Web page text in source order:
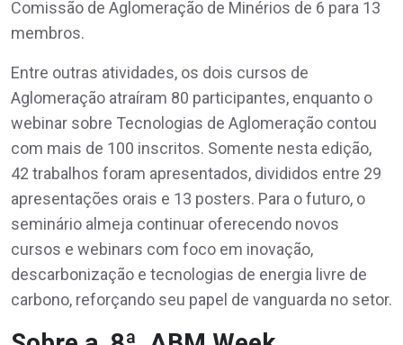
Comissão de Aglomeração de Minérios de 6 para 13
membros.
Entre outras atividades, os dois cursos de
Aglomeração atraíram 80 participantes, enquanto o
webinar sobre Tecnologias de Aglomeração contou
com mais de 100 inscritos. Somente nesta edição,
42 trabalhos foram apresentados, divididos entre 29
apresentações orais e 13 posters. Para o futuro, o
seminário almeja continuar oferecendo novos
cursos e webinars com foco em inovação,
descarbonização e tecnologias de energia livre de
carbono, reforçando seu papel de vanguarda no setor.